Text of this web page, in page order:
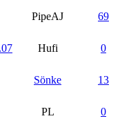
PipeAJ 69
Hufi 0
Sönke 13
PL 0